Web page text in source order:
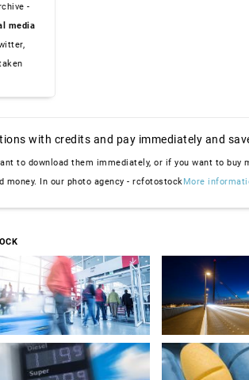
-
media
with credits and pay immediately and
to download them immediately, or if you want to buy
money. In our photo agency - rcfotostockMore